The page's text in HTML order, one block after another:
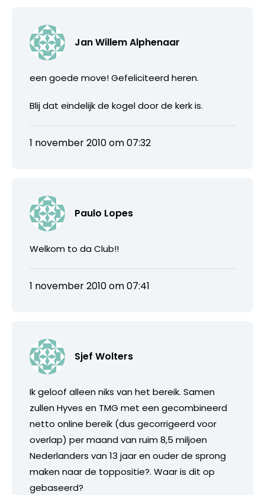
Jan Willem Alphenaar
een goede move! Gefeliciteerd heren.
Blij dat eindelijk de kogel door de kerk is.
1 november 2010 om 07:32
Paulo Lopes
Welkom to da Club!!
1 november 2010 om 07:41
Sjef Wolters
Ik geloof alleen niks van het bereik. Samen
zullen Hyves en TMG met een gecombineerd
netto online bereik (dus gecorrigeerd voor
overlap) per maand van ruim 8,5 miljoen
Nederlanders van 13 jaar en ouder de sprong
maken naar de toppositie?. Waar is dit op
gebaseerd?